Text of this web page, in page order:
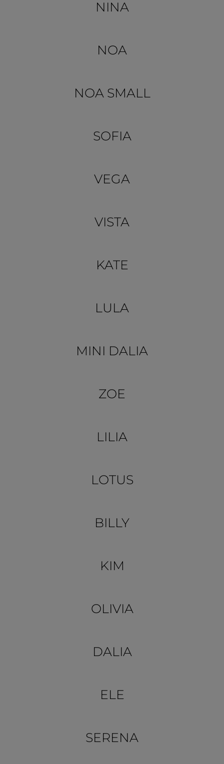
NINA
NOA
NOA SMALL
SOFIA
VEGA
VISTA
KATE
LULA
MINI DALIA
ZOE
LILIA
LOTUS
BILLY
KIM
OLIVIA
DALIA
ELE
SERENA